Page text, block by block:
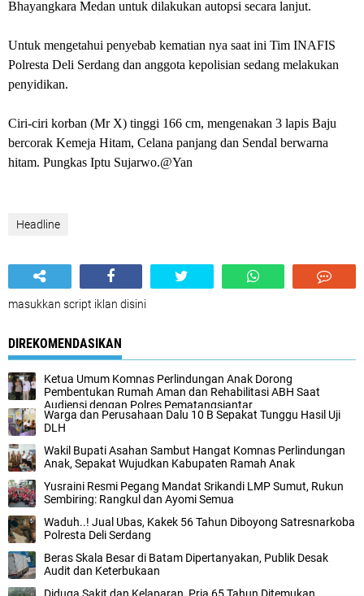
Bhayangkara Medan untuk dilakukan autopsi secara lanjut.
Untuk mengetahui penyebab kematian nya saat ini Tim INAFIS
Polresta Deli Serdang dan anggota kepolisian sedang melakukan
penyidikan.
Ciri-ciri korban (Mr X) tinggi 166 cm, mengenakan 3 lapis Baju
bercorak Kemeja Hitam, Celana panjang dan Sendal berwarna
hitam. Pungkas Iptu Sujarwo.@Yan
Headline
masukkan script iklan disini
DIREKOMENDASIKAN
Ketua Umum Komnas Perlindungan Anak Dorong
Pembentukan Rumah Aman dan Rehabilitasi ABH Saat
Audiensi dengan Polres Pematangsiantar
Warga dan Perusahaan Dalu 10 B Sepakat Tunggu Hasil Uji
DLH
Wakil Bupati Asahan Sambut Hangat Komnas Perlindungan
Anak, Sepakat Wujudkan Kabupaten Ramah Anak
Yusraini Resmi Pegang Mandat Srikandi LMP Sumut, Rukun
Sembiring: Rangkul dan Ayomi Semua
Waduh..! Jual Ubas, Kakek 56 Tahun Diboyong Satresnarkoba
Polresta Deli Serdang
Beras Skala Besar di Batam Dipertanyakan, Publik Desak
Audit dan Keterbukaan